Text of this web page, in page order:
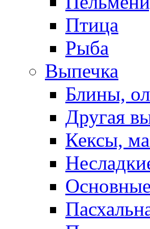
Птица
Рыба
Выпечка
Блины,
Другая
Кексы,